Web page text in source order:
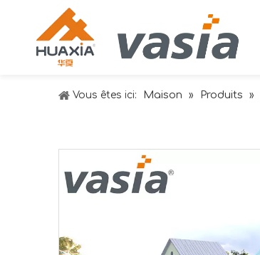
Vous êtes ici: Maison » Produits »